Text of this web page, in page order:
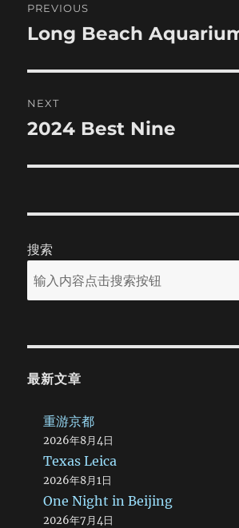
形成于一亿七千万年前（咦，我发现了一个相
我好像还没告诉大家这是什么地方，晕。怎么
因此而得名。）用手触到冰层的一瞬间，我
拣了一些垃圾带下山去。 下山时大家的心情
上的风景了，不再疲于奔命。 回到车上时饿
者，一个个都是武装到牙齿，我穿着一条工
先收拾一下，晚上九点钟出去吃饭。看看外
机上千真万确地显示着现在的时间：晚上八点
二点了。算一算，嗯，整整四十个小时没有
日 早上起得很早，尽管昨天晚上睡觉的时候
归。这里只不过是离别的另一种形式罢了，
浩黄沙，就让他们随风去吧。 过了中午，大
而是看活了几千年的生命。敦煌很远，我们必
车，从中午，到下午，一刻不停。这里正在修
风沙不小，所以路程变得很颠簸，甚至有些艰
对着太阳，看着远方。路上断断续续的睡了一
常难受，不但在胃里，还在心里。但是看着大
好闭上眼睛，任凭脑袋一次次地收到玻璃的猛
着了，很不容易。车里很闷，打开窗户让戈壁
navigation
PREVIOUS
Previous
Long Beach
NEXT
Next
2024 Best Nine
搜索
最新文章
重游京都
2026年8月4日
Texas Leica
2026年8月1日
One Night in Beijing
2026年7月4日